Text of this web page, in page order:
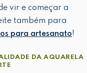
vir e começar a
também para
para artesanato!
DA AQUARELA